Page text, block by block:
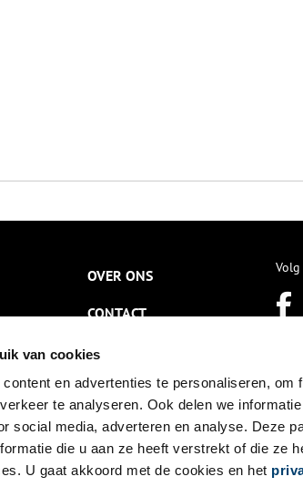
van cookies
en advertenties te personaliseren, om
te analyseren. Ook delen we
social media, adverteren en analyse. Deze
die u aan ze heeft verstrekt of die ze
U gaat akkoord met de cookies en het
OVER ONS
CONTACT
NIEUWSBRIEF
DISCLAIMER
PRIVACY
TOEGANKELIJKHEID